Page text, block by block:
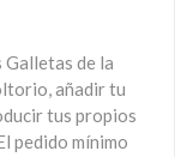
Galletas de la
añadir tu
tus propios
pedido mínimo